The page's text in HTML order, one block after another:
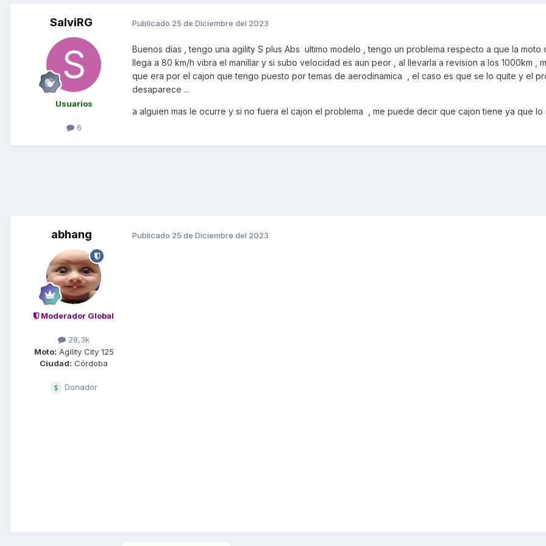
SalviRG
Usuarios
6
Publicado 25 de Diciembre del 2023
Buenos dias , tengo una agility S plus Abs ultimo modelo , tengo un problema respecto a que la moto
llega a 80 km/h vibra el manillar y si subo velocidad es aun peor , al llevarla a revision a los 1000km ,
que era por el cajon que tengo puesto por temas de aerodinamica , el caso es que se lo quite y el
desaparece ...
a alguien mas le ocurre y si no fuera el cajon el problema , me puede decir que cajon tiene ya que lo
abhang
Moderador Global
28,3k
Moto: Agility City 125
Ciudad: Córdoba
Donador
Publicado 25 de Diciembre del 2023